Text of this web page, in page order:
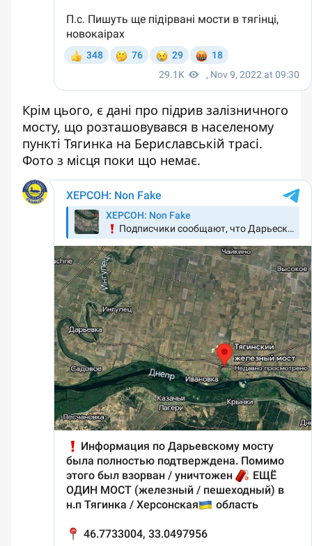
Крім цього, є дані про підрив залізничного
мосту, що розташовувався в населеному
пункті Тягинка на Бериславській трасі.
Фото з місця поки що немає.